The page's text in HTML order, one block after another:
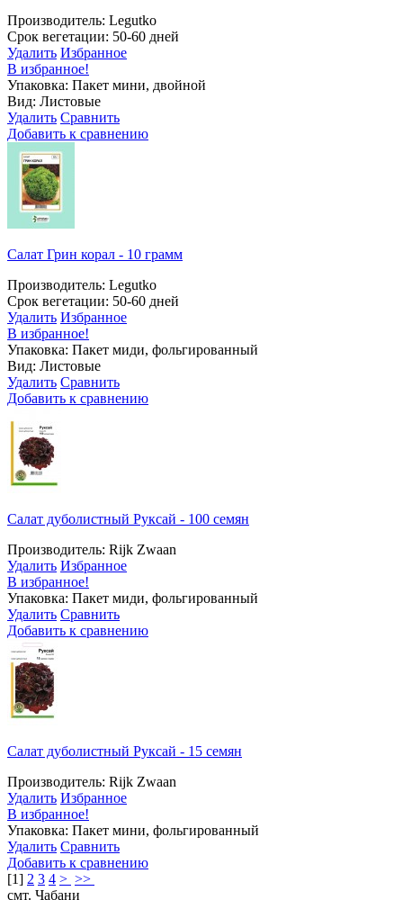
Производитель: Legutko
Срок вегетации: 50-60 дней
Удалить Избранное
В избранное!
Упаковка: Пакет мини, двойной
Вид: Листовые
Удалить Сравнить
Добавить к сравнению
Салат Грин корал - 10 грамм
Производитель: Legutko
Срок вегетации: 50-60 дней
Удалить Избранное
В избранное!
Упаковка: Пакет миди, фольгированный
Вид: Листовые
Удалить Сравнить
Добавить к сравнению
Салат дуболистный Руксай - 100 семян
Производитель: Rijk Zwaan
Удалить Избранное
В избранное!
Упаковка: Пакет миди, фольгированный
Удалить Сравнить
Добавить к сравнению
Салат дуболистный Руксай - 15 семян
Производитель: Rijk Zwaan
Удалить Избранное
В избранное!
Упаковка: Пакет мини, фольгированный
Удалить Сравнить
Добавить к сравнению
[1] 2 3 4 > >>
смт. Чабани